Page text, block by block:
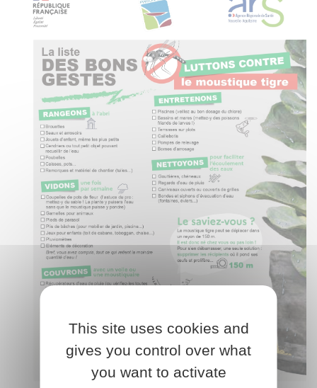
This site uses cookies and
gives you control over what
you want to activate